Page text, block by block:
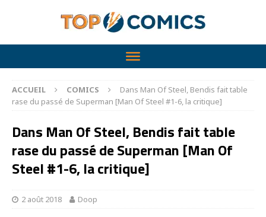
ACCUEIL COMICS
Dans Man Of Steel, Bendis fait table
rase du passé de Superman [Man Of Steel #1-6, la critique]
Dans Man Of Steel, Bendis fait table
rase du passé de Superman [Man Of
Steel #1-6, la critique]
2 août 2018 Doop